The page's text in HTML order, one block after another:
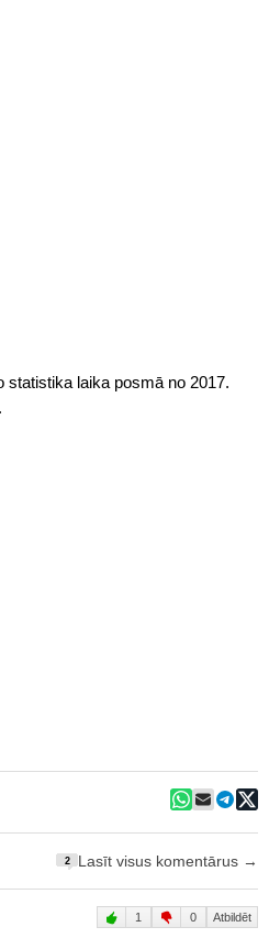
statistika laika posmā no 2017.
2 Lasīt visus komentārus →
1 0 Atbildēt